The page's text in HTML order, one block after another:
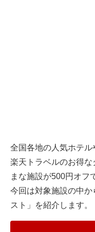
全国各地の人気ホテル
楽天トラベルのお得
まな施設が500円オフ
今回は対象施設の中
スト」を紹介します。